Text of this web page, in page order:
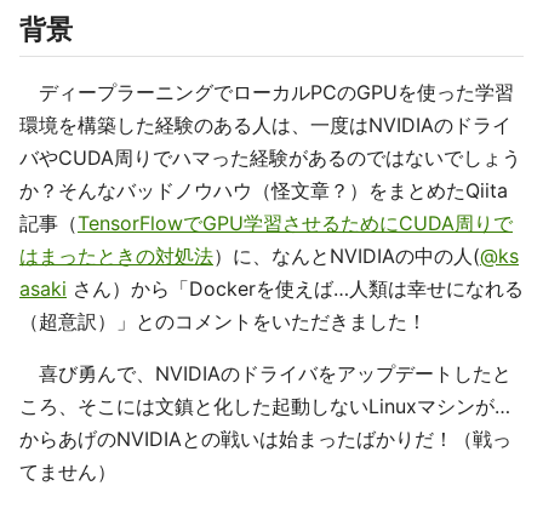
背景
ディープラーニングでローカルPCのGPUを使った学習
環境を構築した経験のある人は、一度はNVIDIAのドライ
バやCUDA周りでハマった経験があるのではないでしょう
か？そんなバッドノウハウ（怪文章？）をまとめたQiita
記事（TensorFlowでGPU学習させるためにCUDA周りで
はまったときの対処法）に、なんとNVIDIAの中の人(@ks
asaki さん）から「Dockerを使えば…人類は幸せになれる
（超意訳）」とのコメントをいただきました！
喜び勇んで、NVIDIAのドライバをアップデートしたと
ころ、そこには文鎮と化した起動しないLinuxマシンが…
からあげのNVIDIAとの戦いは始まったばかりだ！（戦っ
てません）